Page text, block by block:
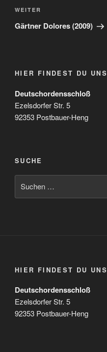
Nächster
Beitrag
WEITER
Gärtner Dolores (2009)
HIER FINDEST DU UNS
Deutschordensschloß
Ezelsdorfer Str. 5
92353 Postbauer-Heng
SUCHE
nach:
HIER FINDEST DU UNS
Deutschordensschloß
Ezelsdorfer Str. 5
92353 Postbauer-Heng